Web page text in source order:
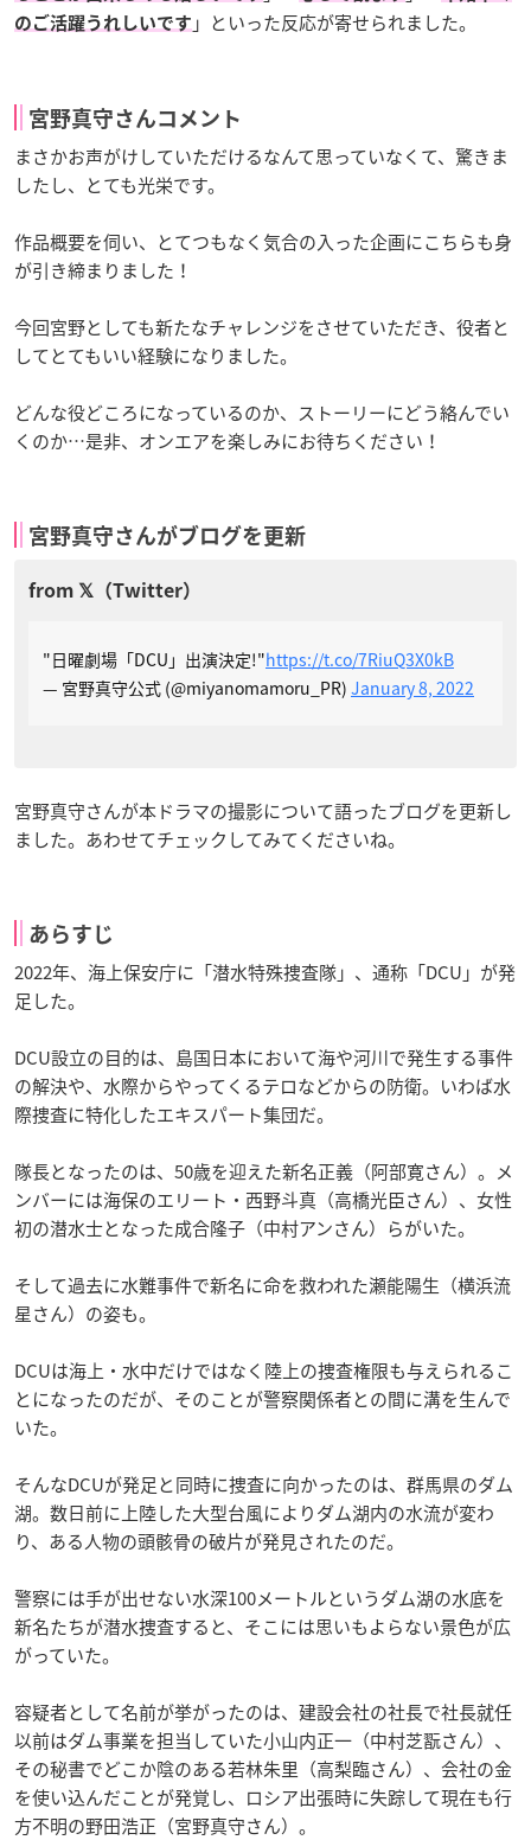
のご活躍うれしいです 」といった反応が寄せられました。
宮野真守さんコメント
まさかお声がけしていただけるなんて思っていなくて、驚きま
したし、とても光栄です。
作品概要を伺い、とてつもなく気合の入った企画にこちらも身
が引き締まりました！
今回宮野としても新たなチャレンジをさせていただき、役者と
してとてもいい経験になりました。
どんな役どころになっているのか、ストーリーにどう絡んでい
くのか…是非、オンエアを楽しみにお待ちください！
宮野真守さんがブログを更新
"日曜劇場「DCU」出演決定!"https://t.co/7RiuQ3X0kB
— 宮野真守公式 (@miyanomamoru_PR) January 8, 2022
宮野真守さんが本ドラマの撮影について語ったブログを更新し
ました。あわせてチェックしてみてくださいね。
あらすじ
2022年、海上保安庁に「潜水特殊捜査隊」、通称「DCU」が発
足した。
DCU設立の目的は、島国日本において海や河川で発生する事件
の解決や、水際からやってくるテロなどからの防衛。いわば水
際捜査に特化したエキスパート集団だ。
隊長となったのは、50歳を迎えた新名正義（阿部寛さん）。メ
ンバーには海保のエリート・西野斗真（高橋光臣さん）、女性
初の潜水士となった成合隆子（中村アンさん）らがいた。
そして過去に水難事件で新名に命を救われた瀬能陽生（横浜流
星さん）の姿も。
DCUは海上・水中だけではなく陸上の捜査権限も与えられるこ
とになったのだが、そのことが警察関係者との間に溝を生んで
いた。
そんなDCUが発足と同時に捜査に向かったのは、群馬県のダム
湖。数日前に上陸した大型台風によりダム湖内の水流が変わ
り、ある人物の頭骸骨の破片が発見されたのだ。
警察には手が出せない水深100メートルというダム湖の水底を
新名たちが潜水捜査すると、そこには思いもよらない景色が広
がっていた。
容疑者として名前が挙がったのは、建設会社の社長で社長就任
以前はダム事業を担当していた小山内正一（中村芝翫さん）、
その秘書でどこか陰のある若林朱里（高梨臨さん）、会社の金
を使い込んだことが発覚し、ロシア出張時に失踪して現在も行
方不明の野田浩正（宮野真守さん）。